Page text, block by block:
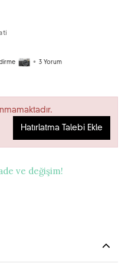
• 3 Yorum
Hatırlatma Talebi Ekle
ve değişim!